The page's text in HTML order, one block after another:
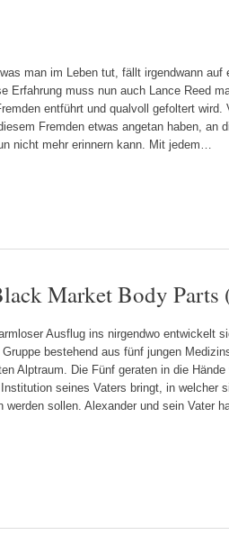
man im Leben tut, fällt irgendwann auf
Erfahrung muss nun auch Lance Reed
entführt und qualvoll gefoltert wird.
Fremden etwas angetan haben, an
nicht mehr erinnern kann. Mit jedem…
Market Body Parts
Ausflug ins nirgendwo entwickelt
bestehend aus fünf jungen
Alptraum. Die Fünf geraten in die Hände
seines Vaters bringt, in welcher
werden sollen. Alexander und sein Vater